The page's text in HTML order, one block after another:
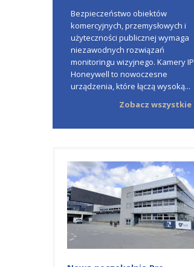
Bezpieczeństwo obiektów
komercyjnych, przemysłowych i
użyteczności publicznej wymaga
niezawodnych rozwiązań
monitoringu wizyjnego. Kamery IP
Honeywell to nowoczesne
urządzenia, które łączą wysoką...
Zobacz wszystkie